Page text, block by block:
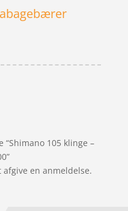
105 klinge –
afgive en anmeldelse.